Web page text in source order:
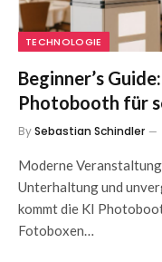
TECHNOLOGIE
Beginner’s
Photobooth für
BySebastian Schindler
Moderne
Unterhaltung und
kommt die KI
Fotoboxen…